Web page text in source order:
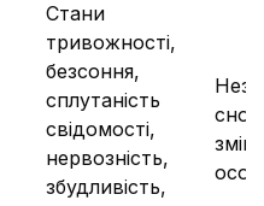
Стани
тривожності,
безсоння,
сплутаність
свідомості,
нервозність,
збудливість,